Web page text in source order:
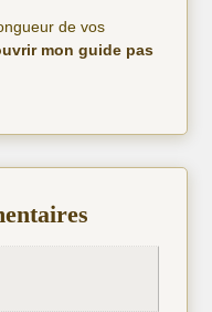
de vos
mon guide pas